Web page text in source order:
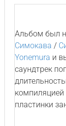
Альбом был
Симокава /
Yonemura и
саундтрек
пластинки